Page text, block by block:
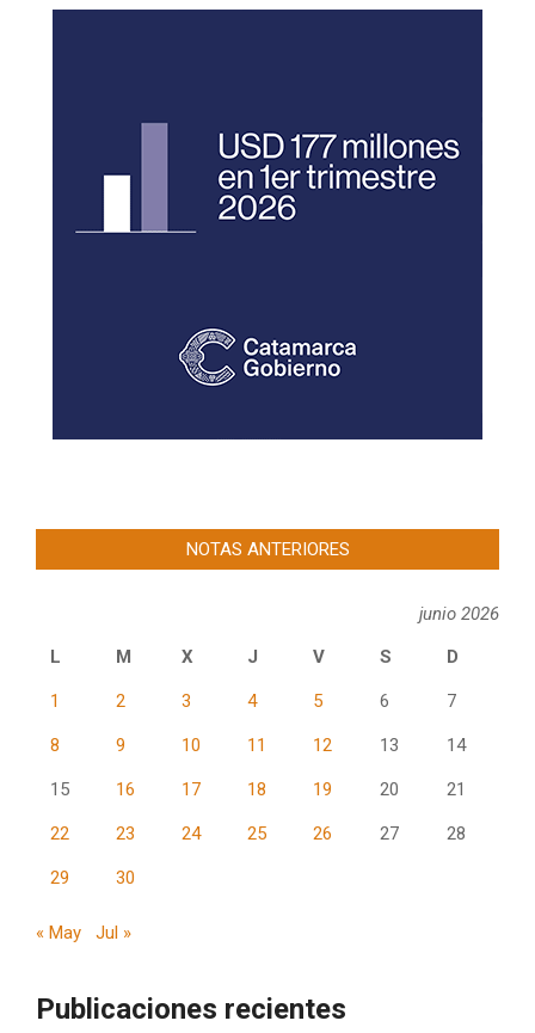
NOTAS ANTERIORES
junio 2026
L
M X J V S D
1 2 3 4 5 6 7
8 9 10 11 12 13 14
15 16 17 18 19 20 21
22 23 24 25 26 27 28
29 30
« May Jul »
Publicaciones recientes